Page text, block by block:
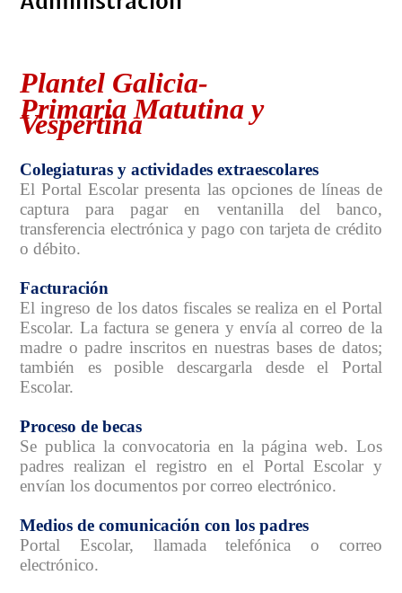
Plantel Galicia-
Primaria Matutina y
Vespertina
Colegiaturas y actividades extraescolares
El Portal Escolar presenta las opciones de líneas de
captura para pagar en ventanilla del banco,
transferencia electrónica y pago con tarjeta de crédito
o débito.
Facturación
El ingreso de los datos fiscales se realiza en el Portal
Escolar. La factura se genera y envía al correo de la
madre o padre inscritos en nuestras bases de datos;
también es posible descargarla desde el Portal
Escolar.
Proceso de becas
Se publica la convocatoria en la página web. Los
padres realizan el registro en el Portal Escolar y
envían los documentos por correo electrónico.
Medios de comunicación con los padres
Portal Escolar, llamada telefónica o correo
electrónico.